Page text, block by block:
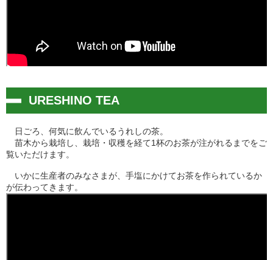
URESHINO TEA
日ごろ、何気に飲んでいるうれしの茶。
苗木から栽培し、栽培・収穫を経て1杯のお茶が注がれるまでをご
覧いただけます。
いかに生産者のみなさまが、手塩にかけてお茶を作られているか
が伝わってきます。